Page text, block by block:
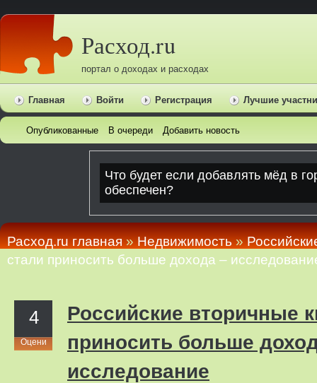
Расход.ru
портал о доходах и расходах
Главная Войти Регистрация Лучшие
Опубликованные В очереди Добавить новость
Расход.ru главная»Недвижимость»
стали приносить больше дохода –
4
Оцени
Российские вторичные
приносить больше
исследование